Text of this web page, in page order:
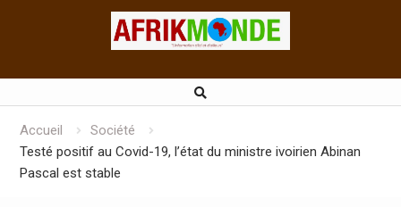
Accueil
Société
Testé positif au Covid-19, l’état du ministre ivoirien Abinan
Pascal est stable